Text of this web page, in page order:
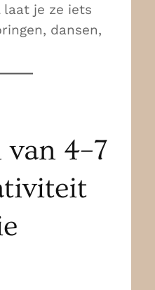
laat je ze iets
dansen,
4–7